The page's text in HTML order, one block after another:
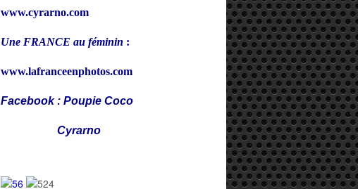
www.cyrarno.com
Une FRANCE au féminin :
www.lafranceenphotos.com
Facebook : Poupie Coco
Cyrarno